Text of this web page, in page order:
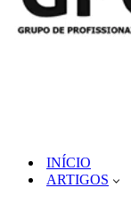
INÍCIO
ARTIGOS